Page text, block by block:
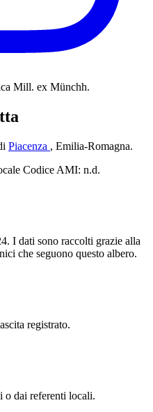
Mill. ex Münchh.
Piacenza , Emilia-Romagna.
Codice AMI: n.d.
I dati sono raccolti grazie alla
che seguono questo albero.
registrato.
o dai referenti locali.